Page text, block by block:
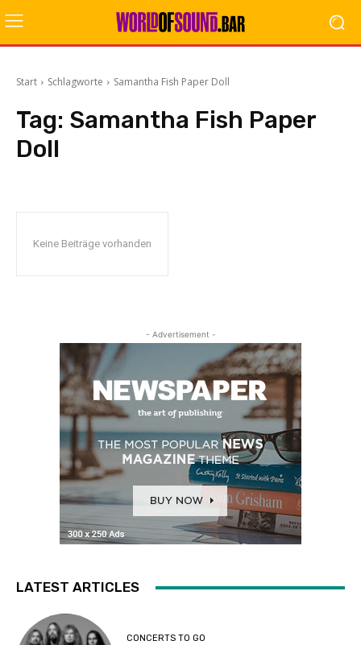
Start Schlagworte Samantha Fish Paper Doll
Tag: Samantha Fish Paper
Doll
Keine Beiträge vorhanden
- Advertisement -
LATEST ARTICLES
CONCERTS TO GO